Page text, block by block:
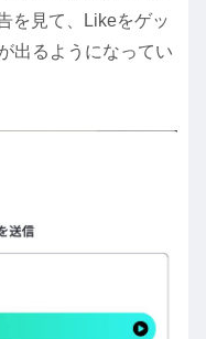
を見て、Likeをゲッ
出るようになってい